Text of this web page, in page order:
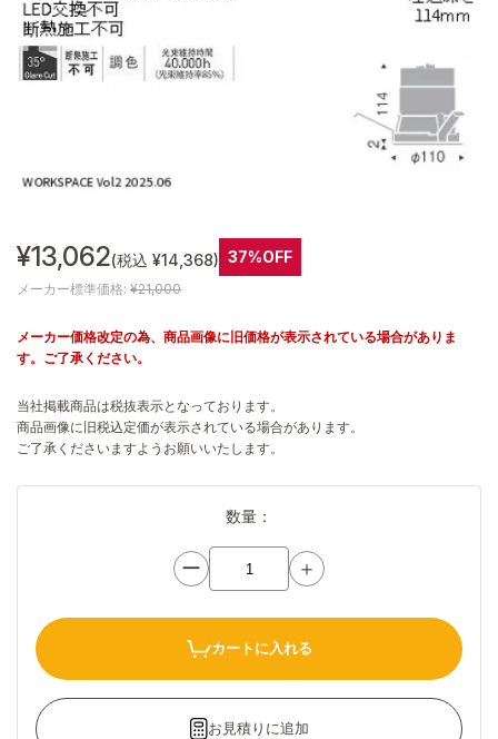
¥13,062(税込 ¥14,368) 37%OFF
メーカー標準価格: ¥21,000
メーカー価格改定の為、商品画像に旧価格が表示されている場合がありま
す。ご了承ください。
当社掲載商品は税抜表示となっております。
商品画像に旧税込定価が表示されている場合があります。
ご了承くださいますようお願いいたします。
数量：
ー ＋
カートに入れる
お見積りに追加